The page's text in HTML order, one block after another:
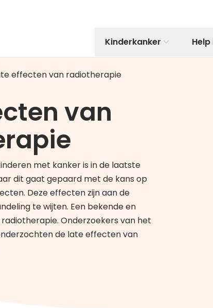
Kinderkanker
effecten van radiotherapie
van
met kanker is in de laatste
dit gaat gepaard met de kans op
Deze effecten zijn aan de
te wijten. Een bekende en
Onderzoekers van het
de late effecten van